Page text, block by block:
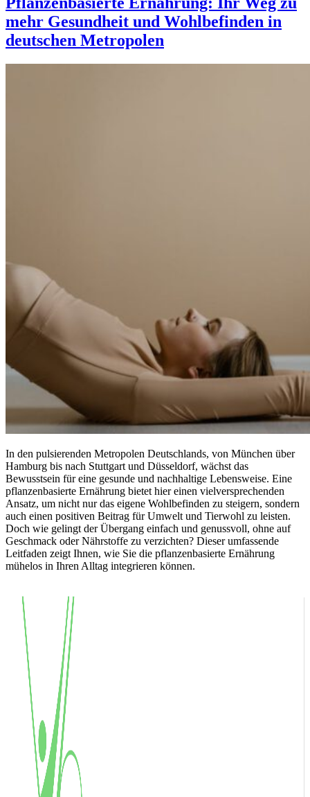
mehr Gesundheit und Wohlbefinden in
deutschen Metropolen
In den pulsierenden Metropolen Deutschlands, von München über
Hamburg bis nach Stuttgart und Düsseldorf, wächst das
Bewusstsein für eine gesunde und nachhaltige Lebensweise. Eine
pflanzenbasierte Ernährung bietet hier einen vielversprechenden
Ansatz, um nicht nur das eigene Wohlbefinden zu steigern, sondern
auch einen positiven Beitrag für Umwelt und Tierwohl zu leisten.
Doch wie gelingt der Übergang einfach und genussvoll, ohne auf
Geschmack oder Nährstoffe zu verzichten? Dieser umfassende
Leitfaden zeigt Ihnen, wie Sie die pflanzenbasierte Ernährung
mühelos in Ihren Alltag integrieren können.